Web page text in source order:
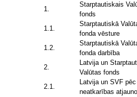
1.
Starptautiskais
fonds
1.1.
Starptautiskā
fonda vēsture
1.2.
Starptautiskā
fonda darbība
2.
Latvija un
Valūtas fonds
2.1.
Latvija un SVF pēc
neatkarības